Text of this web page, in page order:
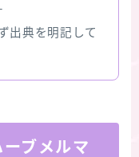
出典を明記して
ーブメルマ